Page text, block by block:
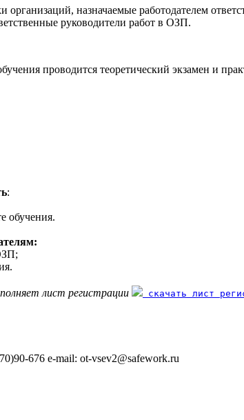
организаций, назначаемые работодателем
руководители работ в ОЗП.
проводится теоретический экзамен и
:
обучения.
лист регистрации скачать лист
676 e-mail: ot-vsev2@safework.ru